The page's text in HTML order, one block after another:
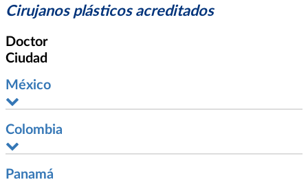
Cirujanos plásticos acreditados
Doctor
Ciudad
México
Colombia
Panamá